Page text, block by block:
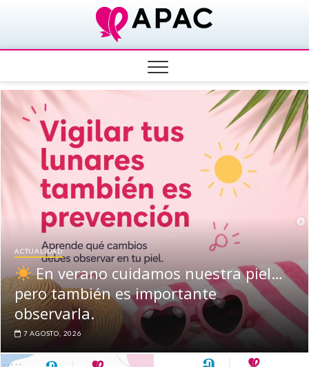
Villena
ACTUALIDAD
En verano cuidamos nuestra piel…
pero también es importante
observarla.
7 AGOSTO, 2026